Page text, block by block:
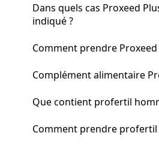
Dans quels cas Proxeed
indiqué ?
Comment prendre Proxeed
Complément alimentaire
Que contient profertil
Comment prendre